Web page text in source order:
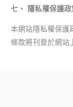
七、 隱私權保護
本網站隱私權保護
條款將刊登於網站